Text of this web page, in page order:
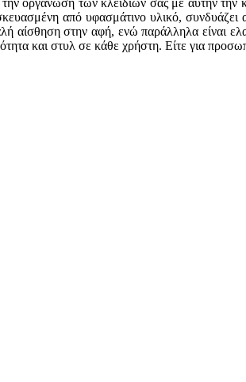
οργάνωση των κλειδιών σας με αυτήν την
από υφασμάτινο υλικό, συνδυάζει
αίσθηση στην αφή, ενώ παράλληλα είναι
και στυλ σε κάθε χρήστη. Είτε για